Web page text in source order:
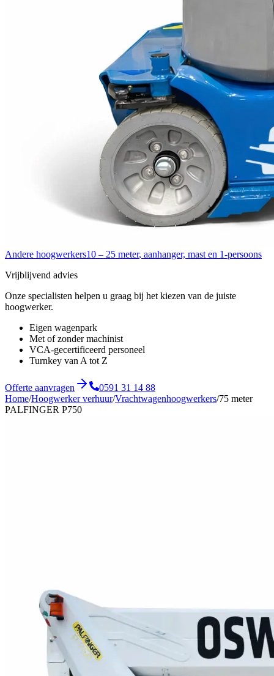
Andere hoogwerkers10 – 25 meter, aanhanger, mast en 1-persoons
Vrijblijvend advies
Onze specialisten helpen u graag bij het kiezen van de juiste
hoogwerker.
Eigen wagenpark
Met of zonder machinist
VCA-gecertificeerd personeel
Turnkey van A tot Z
Offerte aanvragen
0591 31 14 88
Home/Hoogwerker verhuur/Vrachtwagenhoogwerkers/75 meter
PALFINGER P750